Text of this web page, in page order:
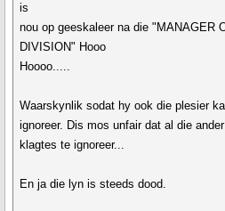
is
nou op geeskaleer na die "MANAGER
DIVISION" Hooo
Hoooo.....
Waarskynlik sodat hy ook die plesier
ignoreer. Dis mos unfair dat al die
klagtes te ignoreer...
En ja die lyn is steeds dood.